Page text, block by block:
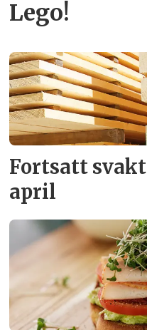
Lego!
Fortsatt svakt
april